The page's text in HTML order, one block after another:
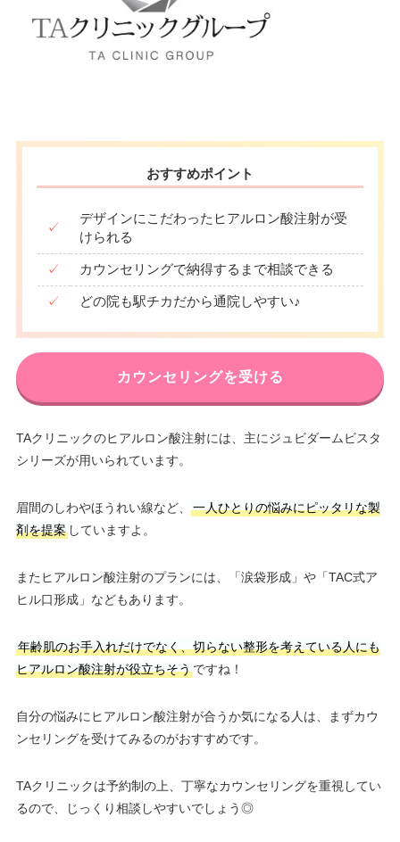
おすすめポイント
✓
デザインにこだわったヒアルロン酸注射が受
けられる
✓ カウンセリングで納得するまで相談できる
✓ どの院も駅チカだから通院しやすい♪
カウンセリングを受ける
TAクリニックのヒアルロン酸注射には、主にジュビダームビスタ
シリーズが用いられています。
眉間のしわやほうれい線など、
一人ひとりの悩みにピッタリな製
剤を提案していますよ。
またヒアルロン酸注射のプランには、「涙袋形成」や「TAC式ア
ヒル口形成」などもあります。
年齢肌のお手入れだけでなく、切らない整形を考えている人にも
ヒアルロン酸注射が役立ちそうですね！
自分の悩みにヒアルロン酸注射が合うか気になる人は、まずカウ
ンセリングを受けてみるのがおすすめです。
TAクリニックは予約制の上、丁寧なカウンセリングを重視してい
るので、じっくり相談しやすいでしょう◎